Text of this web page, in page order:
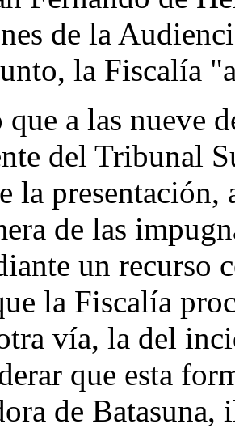
de la
la Fiscalía
a las nueve
del Tribunal
la presentación,
de las
un recurso
la Fiscalía
vía, la del
que esta
de Batasuna,